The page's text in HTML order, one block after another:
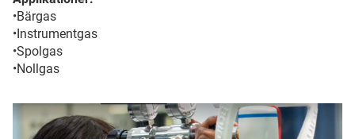
•Bärgas
•Instrumentgas
•Spolgas
•Nollgas